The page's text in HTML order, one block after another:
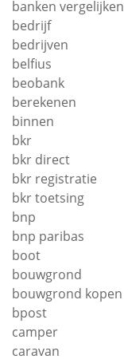
banken vergelijken
bedrijf
bedrijven
belfius
beobank
berekenen
binnen
bkr
bkr direct
bkr registratie
bkr toetsing
bnp
bnp paribas
boot
bouwgrond
bouwgrond kopen
bpost
camper
caravan